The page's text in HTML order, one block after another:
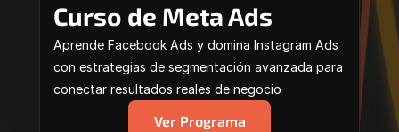
Curso de Meta Ads
Aprende Facebook Ads y domina Instagram Ads
con estrategias de segmentación avanzada para
conectar resultados reales de negocio
Ver Programa